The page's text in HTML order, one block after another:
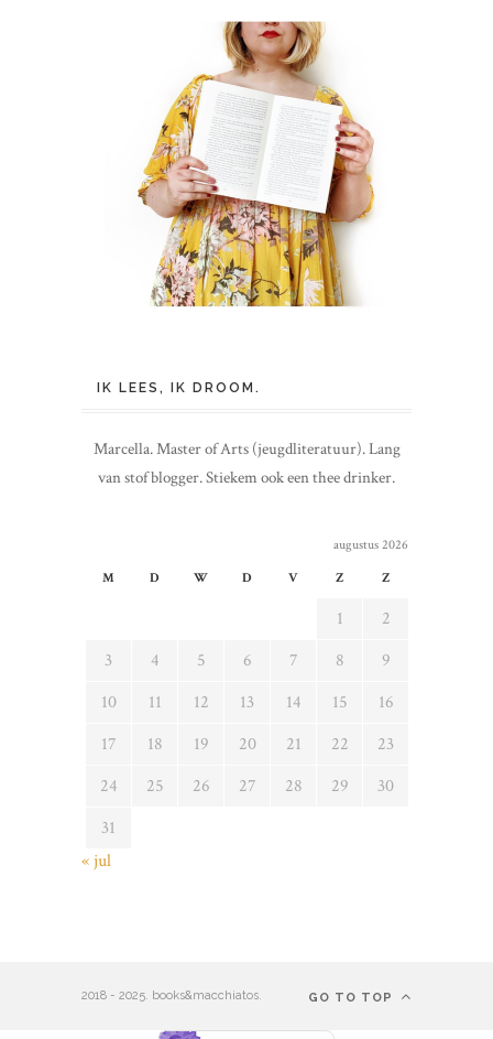
IK LEES, IK DROOM.
Marcella. Master of Arts (jeugdliteratuur). Lang
van stof blogger. Stiekem ook een thee drinker.
augustus 2026
M
D W D V Z Z
1
2
3
4 5 6 7 8
9
10
11 12 13 14 15
16
17
18 19 20 21 22
23
24
25 26 27 28 29
30
31
« jul
2018 - 2025. books&macchiatos. GO TO TOP